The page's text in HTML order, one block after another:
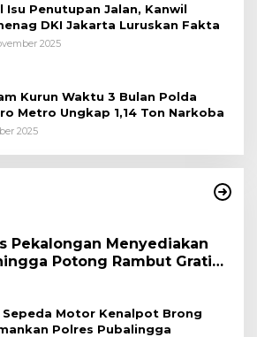
Isu Penutupan Jalan, Kanwil
DKI Jakarta Luruskan Fakta
2025
Kurun Waktu 3 Bulan Polda
Metro Ungkap 1,14 Ton Narkoba
2025
Pekalongan Menyediakan
Potong Rambut Gratis
2025
Sepeda Motor Kenalpot Brong
Polres Pubalingga